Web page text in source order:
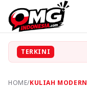
TERKINI
HOME/KULIAH MODERN